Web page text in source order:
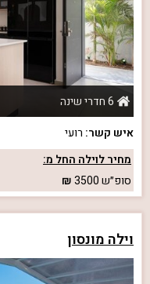
6 חדרי שינה
איש קשר: רועי
מחיר לוילה החל מ:
סופ״ש3500
וילה מונסון